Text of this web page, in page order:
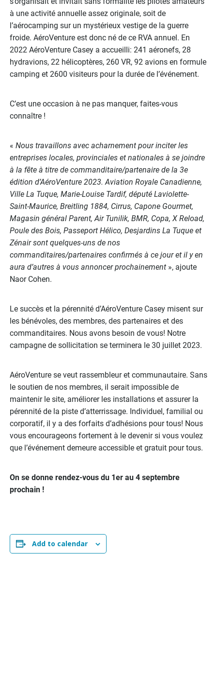
à une activité annuelle assez originale, soit de
l’aérocamping sur un mystérieux vestige de la guerre
froide. AéroVenture est donc né de ce RVA annuel. En
2022 AéroVenture Casey a accueilli: 241 aéronefs, 28
hydravions, 22 hélicoptères, 260 VR, 92 avions en formule
camping et 2600 visiteurs pour la durée de l’événement.
C’est une occasion à ne pas manquer, faites-vous
connaître !
« Nous travaillons avec acharnement pour inciter les
entreprises locales, provinciales et nationales à se joindre
à la fête à titre de commanditaire/partenaire de la 3e
édition d’AéroVenture 2023. Aviation Royale Canadienne,
Ville La Tuque, Marie-Louise Tardif, député Laviolette-
Saint-Maurice, Breitling 1884, Cirrus, Capone Gourmet,
Magasin général Parent, Air Tunilik, BMR, Copa, X Reload,
Poule des Bois, Passeport Hélico, Desjardins La Tuque et
Zénair sont quelques-uns de nos
commanditaires/partenaires confirmés à ce jour et il y en
aura d’autres à vous annoncer prochainement », ajoute
Naor Cohen.
Le succès et la pérennité d’AéroVenture Casey misent sur
les bénévoles, des membres, des partenaires et des
commanditaires. Nous avons besoin de vous! Notre
campagne de sollicitation se terminera le 30 juillet 2023.
AéroVenture se veut rassembleur et communautaire. Sans
le soutien de nos membres, il serait impossible de
maintenir le site, améliorer les installations et assurer la
pérennité de la piste d’atterrissage. Individuel, familial ou
corporatif, il y a des forfaits d’adhésions pour tous! Nous
vous encourageons fortement à le devenir si vous voulez
que l’événement demeure accessible et gratuit pour tous.
On se donne rendez-vous du 1er au 4 septembre
prochain !
Add to calendar